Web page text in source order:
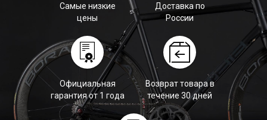
Самые низкие
цены
Доставка по
России
Официальная
гарантия от 1 года
Возврат товара в
течение 30 дней